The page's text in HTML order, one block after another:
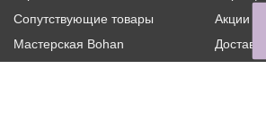
Сопутствующие товары
Мастерская Bohan
Акции и